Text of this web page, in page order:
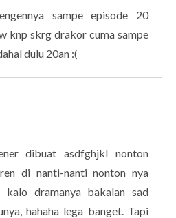
sampe episode 20
knp skrg drakor cuma sampe
dulu 20an :(
dibuat asdfghjkl nonton
di nanti-nanti nonton nya
dramanya bakalan sad
hahaha lega banget. Tapi